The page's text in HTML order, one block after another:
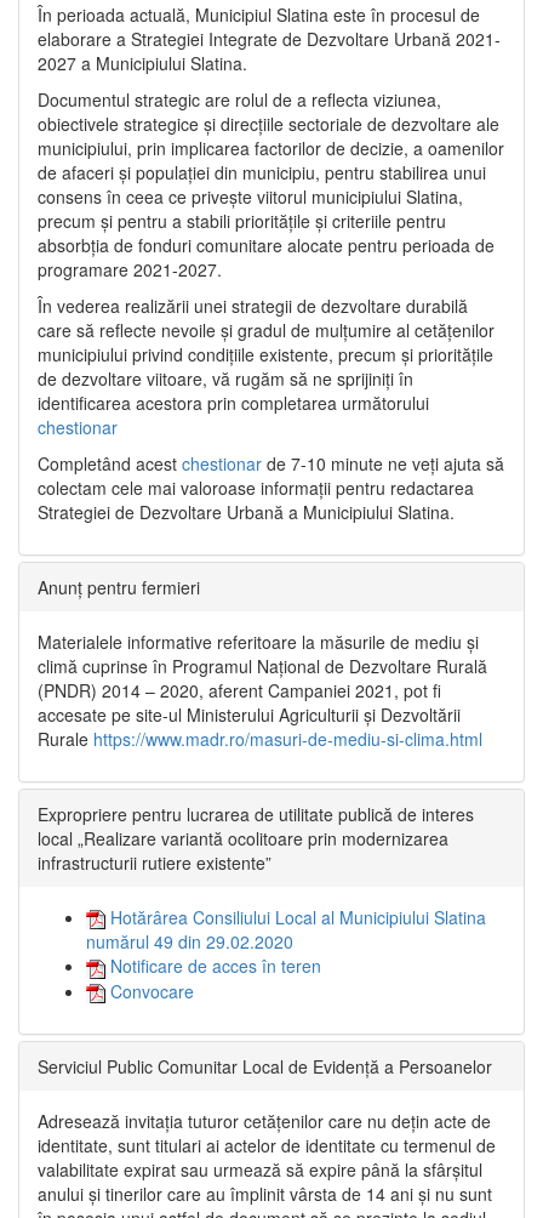
În perioada actuală, Municipiul Slatina este în procesul de
elaborare a Strategiei Integrate de Dezvoltare Urbană 2021‐
2027 a Municipiului Slatina.
Documentul strategic are rolul de a reflecta viziunea,
obiectivele strategice și direcțiile sectoriale de dezvoltare ale
municipiului, prin implicarea factorilor de decizie, a oamenilor
de afaceri și populației din municipiu, pentru stabilirea unui
consens în ceea ce privește viitorul municipiului Slatina,
precum și pentru a stabili prioritățile și criteriile pentru
absorbția de fonduri comunitare alocate pentru perioada de
programare 2021-2027.
În vederea realizării unei strategii de dezvoltare durabilă
care să reflecte nevoile și gradul de mulțumire al cetățenilor
municipiului privind condițiile existente, precum și prioritățile
de dezvoltare viitoare, vă rugăm să ne sprijiniți în
identificarea acestora prin completarea următorului
chestionar
Completând acest chestionar de 7-10 minute ne veți ajuta să
colectam cele mai valoroase informații pentru redactarea
Strategiei de Dezvoltare Urbană a Municipiului Slatina.
Anunț pentru fermieri
Materialele informative referitoare la măsurile de mediu și
climă cuprinse în Programul Național de Dezvoltare Rurală
(PNDR) 2014 – 2020, aferent Campaniei 2021, pot fi
accesate pe site-ul Ministerului Agriculturii și Dezvoltării
Rurale https://www.madr.ro/masuri-de-mediu-si-clima.html
Expropriere pentru lucrarea de utilitate publică de interes
local „Realizare variantă ocolitoare prin modernizarea
infrastructurii rutiere existente”
Hotărârea Consiliului Local al Municipiului Slatina
numărul 49 din 29.02.2020
Notificare de acces în teren
Convocare
Serviciul Public Comunitar Local de Evidență a Persoanelor
Adresează invitația tuturor cetățenilor care nu dețin acte de
identitate, sunt titulari ai actelor de identitate cu termenul de
valabilitate expirat sau urmează să expire până la sfârșitul
anului și tinerilor care au împlinit vârsta de 14 ani și nu sunt